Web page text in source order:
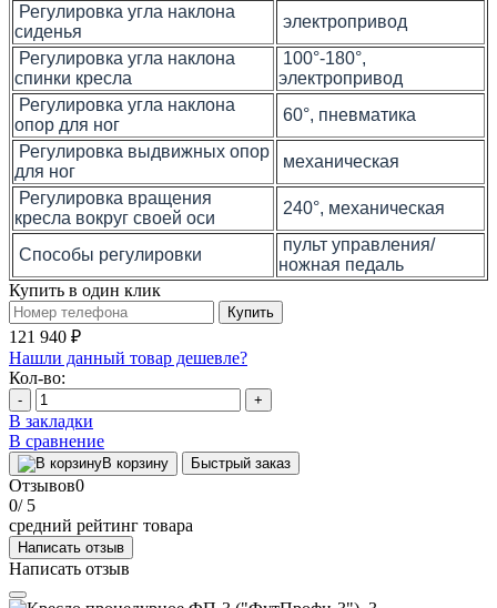
Регулировка угла наклона
сиденья
электропривод
Регулировка угла наклона
спинки кресла
100°-180°,
электропривод
Регулировка угла наклона
опор для ног
60°, пневматика
Регулировка выдвижных опор
для ног
механическая
Регулировка вращения
кресла вокруг своей оси
240°, механическая
Способы регулировки
пульт управления/
ножная педаль
Купить в один клик
Купить
121 940 ₽
Нашли данный товар дешевле?
Кол-во:
- +
В закладки
В сравнение
В корзину Быстрый заказ
Отзывов0
0/ 5
средний рейтинг товара
Написать отзыв
Написать отзыв